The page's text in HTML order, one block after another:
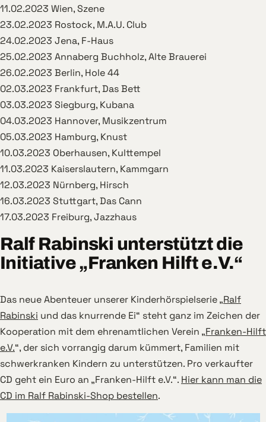
11.02.2023 Wien, Szene
23.02.2023 Rostock, M.A.U. Club
24.02.2023 Jena, F-Haus
25.02.2023 Annaberg Buchholz, Alte Brauerei
26.02.2023 Berlin, Hole 44
02.03.2023 Frankfurt, Das Bett
03.03.2023 Siegburg, Kubana
04.03.2023 Hannover, Musikzentrum
05.03.2023 Hamburg, Knust
10.03.2023 Oberhausen, Kulttempel
11.03.2023 Kaiserslautern, Kammgarn
12.03.2023 Nürnberg, Hirsch
16.03.2023 Stuttgart, Das Cann
17.03.2023 Freiburg, Jazzhaus
Ralf Rabinski unterstützt die
Initiative „Franken Hilft e.V.“
Das neue Abenteuer unserer Kinderhörspielserie „Ralf
Rabinski und das knurrende Ei“ steht ganz im Zeichen der
Kooperation mit dem ehrenamtlichen Verein „Franken-Hilft
e.V.“, der sich vorrangig darum kümmert, Familien mit
schwerkranken Kindern zu unterstützen. Pro verkaufter
CD geht ein Euro an „Franken-Hilft e.V.“. Hier kann man die
CD im Ralf Rabinski-Shop bestellen.